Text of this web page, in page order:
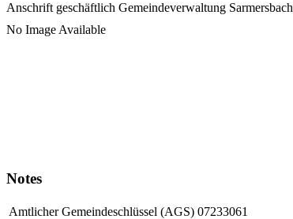
Anschrift geschäftlich Gemeindeverwaltung Sarmersbach
No Image Available
Notes
Amtlicher Gemeindeschlüssel (AGS) 07233061